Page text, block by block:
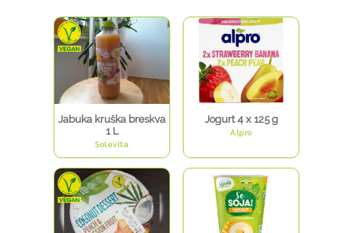
Jabuka kruška breskva
1 L
Solevita
Jogurt 4 x 125 g
Alpro